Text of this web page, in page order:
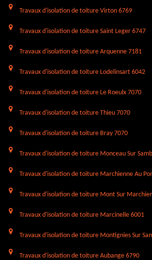
Travaux d'isolation de toiture Virton 6769
Travaux d'isolation de toiture Saint Leger 6747
Travaux d'isolation de toiture Arquenne 7181
Travaux d'isolation de toiture Lodelinsart 6042
Travaux d'isolation de toiture Le Roeulx 7070
Travaux d'isolation de toiture Thieu 7070
Travaux d'isolation de toiture Bray 7070
Travaux d'isolation de toiture Monceau Sur
Travaux d'isolation de toiture Marchienne Au
Travaux d'isolation de toiture Mont Sur
Travaux d'isolation de toiture Marcinelle 6001
Travaux d'isolation de toiture Montignies Sur
Travaux d'isolation de toiture Aubange 6790